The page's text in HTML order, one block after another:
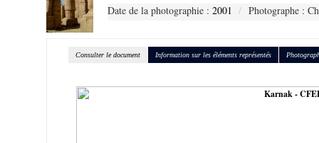
Date de la photographie : 2001 Photographe :
Consulter le document Information sur les éléments représentés